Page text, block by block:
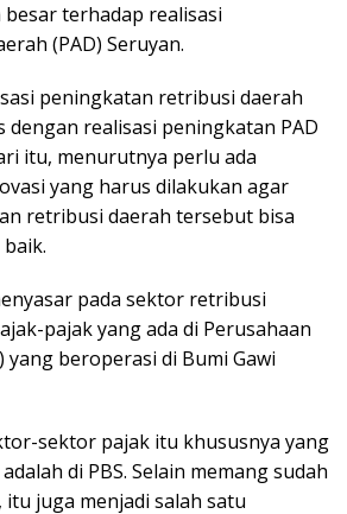
terhadap realisasi
(PAD) Seruyan.
peningkatan retribusi daerah
realisasi peningkatan PAD
itu, menurutnya perlu ada
yang harus dilakukan agar
retribusi daerah tersebut bisa
pada sektor retribusi
pajak yang ada di Perusahaan
yang beroperasi di Bumi Gawi
sektor pajak itu khususnya yang
di PBS. Selain memang sudah
itu juga menjadi salah satu